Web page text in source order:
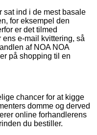
sat ind i de mest basale
for eksempel den
er det tilmed
e-mail kvittering, så
af NOA NOA
på shopping til en
chancer for at kigge
domme og derved
online forhandlerens
du bestiller.